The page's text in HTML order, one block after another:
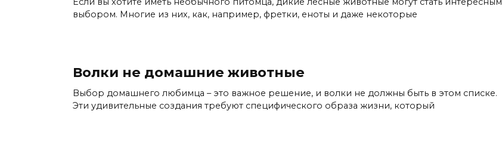
выбором. Многие из них, как, например, фретки, еноты и даже некоторые
Волки не домашние животные
Выбор домашнего любимца – это важное решение, и волки не должны быть в этом списке.
Эти удивительные создания требуют специфического образа жизни, который